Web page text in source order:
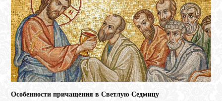
Особенности причащения в Светлую Седмицу